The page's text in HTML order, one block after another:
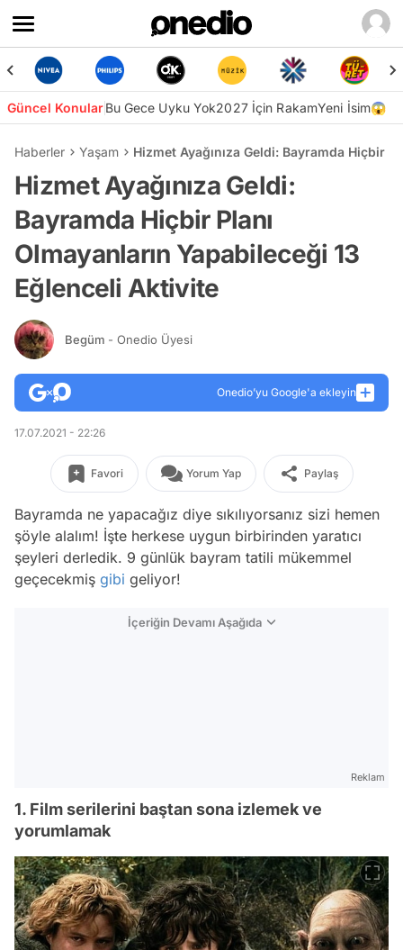
Güncel KonularBu Gece Uyku Yok2027 İçin RakamYeni İsim😱
Haberler Yaşam Hizmet Ayağınıza Geldi: Bayramda Hiçbir
Hizmet Ayağınıza Geldi:
Bayramda Hiçbir Planı
Olmayanların Yapabileceği 13
Eğlenceli Aktivite
Begüm - Onedio Üyesi
Onedio’yu Google'a ekleyin
17.07.2021 - 22:26
Favori Yorum Yap Paylaş
Bayramda ne yapacağız diye sıkılıyorsanız sizi hemen
şöyle alalım! İşte herkese uygun birbirinden yaratıcı
şeyleri derledik. 9 günlük bayram tatili mükemmel
geçecekmiş gibi geliyor!
İçeriğin Devamı Aşağıda
Reklam
1. Film serilerini baştan sona izlemek ve
yorumlamak